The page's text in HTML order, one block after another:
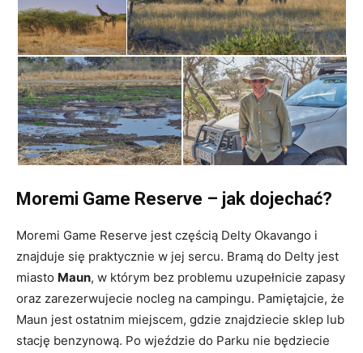
Moremi Game Reserve – jak dojechać?
Moremi Game Reserve jest częścią Delty Okavango i
znajduje się praktycznie w jej sercu. Bramą do Delty jest
miasto Maun, w którym bez problemu uzupełnicie zapasy
oraz zarezerwujecie nocleg na campingu. Pamiętajcie, że
Maun jest ostatnim miejscem, gdzie znajdziecie sklep lub
stację benzynową. Po wjeździe do Parku nie będziecie